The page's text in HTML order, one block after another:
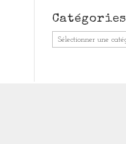
Catégories
Catégories